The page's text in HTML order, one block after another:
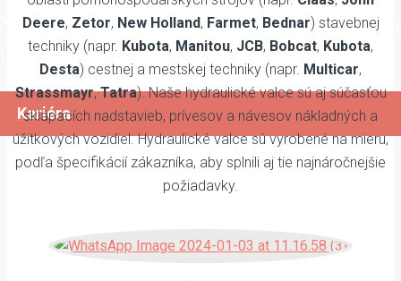
si naše voľné pozície a v prípade
kontaktujte.
Kariéra
Deere, Zetor, New Holland, Farmet, Bednar) stavebnej
techniky (napr. Kubota, Manitou, JCB, Bobcat, Kubota,
Desta) cestnej a mestskej techniky (napr. Multicar,
Strassmayr,Tatra). Naše hydraulické valce sú aj súčasťou
sklápacích nadstavieb, prívesov a návesov nákladných a
úžitkových vozidiel. Hydraulické valce sú vyrobené na mieru,
podľa špecifikácií zákazníka, aby splnili aj tie najnáročnejšie
požiadavky.